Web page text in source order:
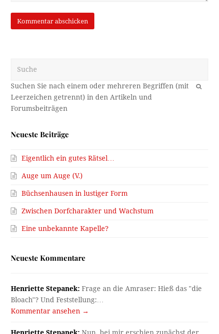
OK
Neueste Beiträge
Eigentlich ein gutes Rätsel…
Auge um Auge (V.)
Büchsenhausen in lustiger Form
Zwischen Dorfcharakter und Wachstum
Eine unbekannte Kapelle?
Neueste Kommentare
Henriette Stepanek: Frage an die Amraser: Hieß das "die
Bloach"? Und Feststellung:…
Kommentar ansehen →
Henriette Stepanek: Nun, bei mir erschien zunächst der